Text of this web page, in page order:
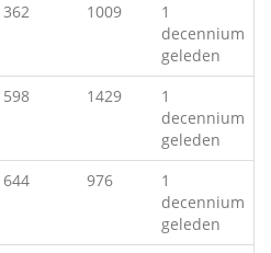
362 1009
1
decennium
geleden
598 1429
1
decennium
geleden
644 976
1
decennium
geleden